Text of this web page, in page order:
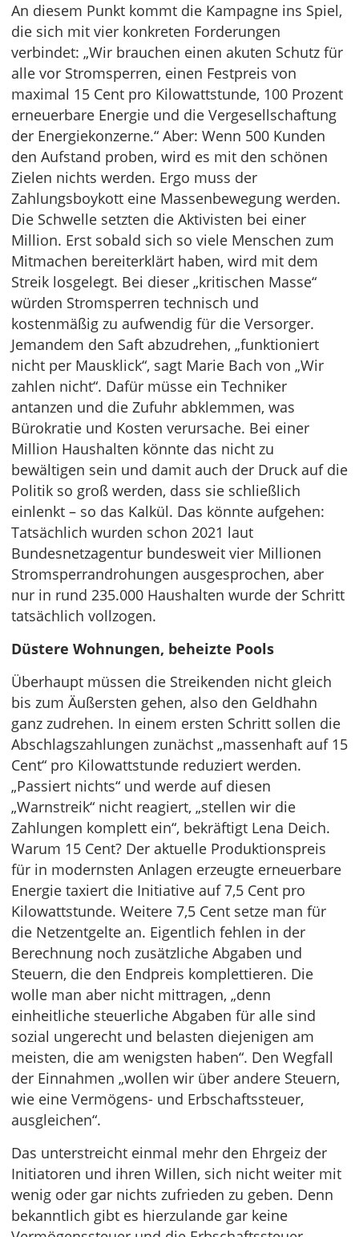
An diesem Punkt kommt die Kampagne ins Spiel,
die sich mit vier konkreten Forderungen
verbindet: „Wir brauchen einen akuten Schutz für
alle vor Stromsperren, einen Festpreis von
maximal 15 Cent pro Kilowattstunde, 100 Prozent
erneuerbare Energie und die Vergesellschaftung
der Energiekonzerne.“ Aber: Wenn 500 Kunden
den Aufstand proben, wird es mit den schönen
Zielen nichts werden. Ergo muss der
Zahlungsboykott eine Massenbewegung werden.
Die Schwelle setzten die Aktivisten bei einer
Million. Erst sobald sich so viele Menschen zum
Mitmachen bereiterklärt haben, wird mit dem
Streik losgelegt. Bei dieser „kritischen Masse“
würden Stromsperren technisch und
kostenmäßig zu aufwendig für die Versorger.
Jemandem den Saft abzudrehen, „funktioniert
nicht per Mausklick“, sagt Marie Bach von „Wir
zahlen nicht“. Dafür müsse ein Techniker
antanzen und die Zufuhr abklemmen, was
Bürokratie und Kosten verursache. Bei einer
Million Haushalten könnte das nicht zu
bewältigen sein und damit auch der Druck auf die
Politik so groß werden, dass sie schließlich
einlenkt – so das Kalkül. Das könnte aufgehen:
Tatsächlich wurden schon 2021 laut
Bundesnetzagentur bundesweit vier Millionen
Stromsperrandrohungen ausgesprochen, aber
nur in rund 235.000 Haushalten wurde der Schritt
tatsächlich vollzogen.
Düstere Wohnungen, beheizte Pools
Überhaupt müssen die Streikenden nicht gleich
bis zum Äußersten gehen, also den Geldhahn
ganz zudrehen. In einem ersten Schritt sollen die
Abschlagszahlungen zunächst „massenhaft auf 15
Cent“ pro Kilowattstunde reduziert werden.
„Passiert nichts“ und werde auf diesen
„Warnstreik“ nicht reagiert, „stellen wir die
Zahlungen komplett ein“, bekräftigt Lena Deich.
Warum 15 Cent? Der aktuelle Produktionspreis
für in modernsten Anlagen erzeugte erneuerbare
Energie taxiert die Initiative auf 7,5 Cent pro
Kilowattstunde. Weitere 7,5 Cent setze man für
die Netzentgelte an. Eigentlich fehlen in der
Berechnung noch zusätzliche Abgaben und
Steuern, die den Endpreis komplettieren. Die
wolle man aber nicht mittragen, „denn
einheitliche steuerliche Abgaben für alle sind
sozial ungerecht und belasten diejenigen am
meisten, die am wenigsten haben“. Den Wegfall
der Einnahmen „wollen wir über andere Steuern,
wie eine Vermögens- und Erbschaftssteuer,
ausgleichen“.
Das unterstreicht einmal mehr den Ehrgeiz der
Initiatoren und ihren Willen, sich nicht weiter mit
wenig oder gar nichts zufrieden zu geben. Denn
bekanntlich gibt es hierzulande gar keine